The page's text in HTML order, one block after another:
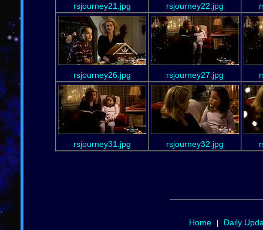
rsjourney21.jpg rsjourney22.jpg
rsjourney26.jpg rsjourney27.jpg
rsjourney31.jpg rsjourney32.jpg
Home| Daily